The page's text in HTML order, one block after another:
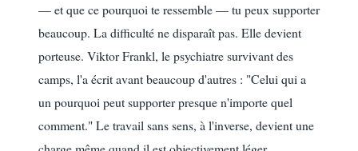
— et que ce pourquoi te ressemble — tu peux supporter
beaucoup. La difficulté ne disparaît pas. Elle devient
porteuse. Viktor Frankl, le psychiatre survivant des
camps, l'a écrit avant beaucoup d'autres : "Celui qui a
un pourquoi peut supporter presque n'importe quel
comment." Le travail sans sens, à l'inverse, devient une